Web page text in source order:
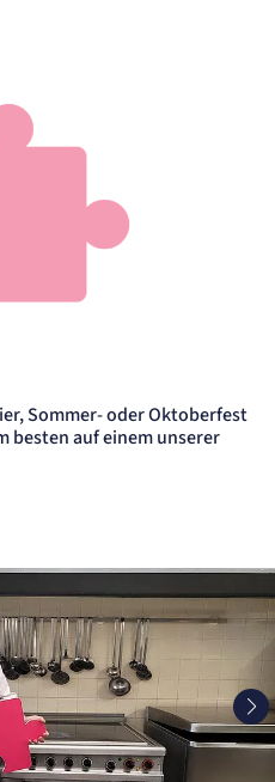
Sommer- oder Oktoberfest
besten auf einem unserer